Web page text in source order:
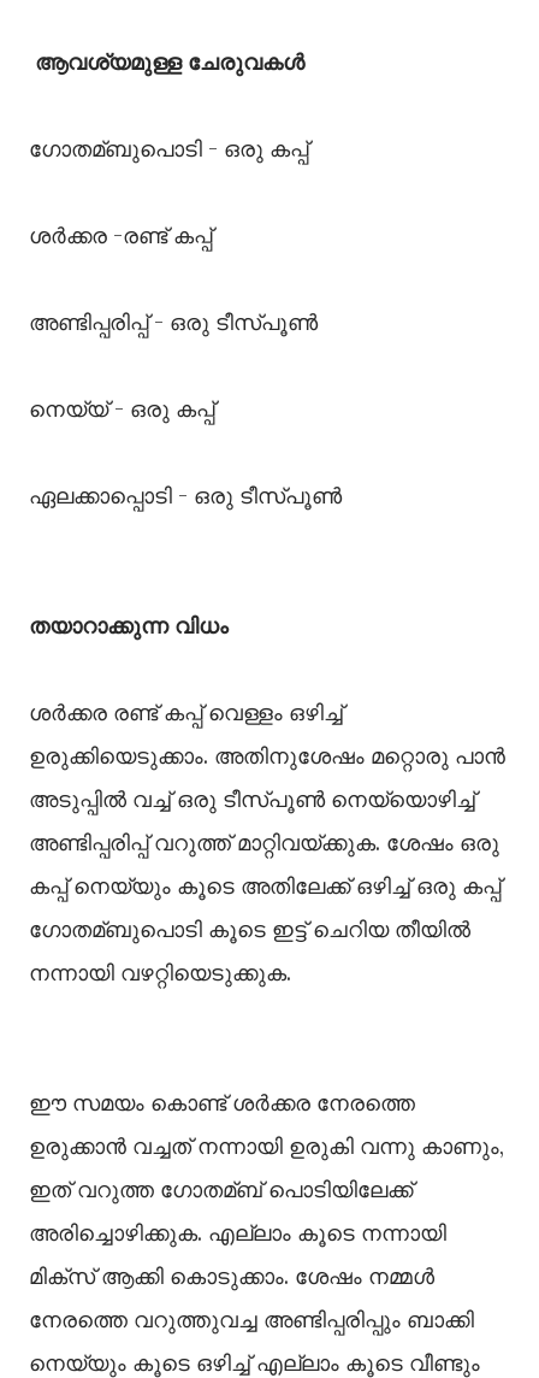
ആവശ്യമുള്ള ചേരുവകൾ
ഗോതമ്ബുപൊടി - ഒരു കപ്പ്
ശർക്കര -രണ്ട് കപ്പ്
അണ്ടിപ്പരിപ്പ് - ഒരു ടീസ്പൂണ്‍
നെയ്യ് - ഒരു കപ്പ്
ഏലക്കാപ്പൊടി - ഒരു ടീസ്പൂണ്‍
തയാറാക്കുന്ന വിധം
ശർക്കര രണ്ട് കപ്പ് വെള്ളം ഒഴിച്ച്‌
ഉരുക്കിയെടുക്കാം. അതിനുശേഷം മറ്റൊരു പാൻ
അടുപ്പില്‍ വച്ച്‌ ഒരു ടീസ്പൂണ്‍ നെയ്യൊഴിച്ച്‌
അണ്ടിപ്പരിപ്പ് വറുത്ത് മാറ്റിവയ്ക്കുക. ശേഷം ഒരു
കപ്പ് നെയ്യും കൂടെ അതിലേക്ക് ഒഴിച്ച്‌ ഒരു കപ്പ്
ഗോതമ്ബുപൊടി കൂടെ ഇട്ട് ചെറിയ തീയില്‍
നന്നായി വഴറ്റിയെടുക്കുക.
ഈ സമയം കൊണ്ട് ശർക്കര നേരത്തെ
ഉരുക്കാൻ വച്ചത് നന്നായി ഉരുകി വന്നു കാണും,
ഇത് വറുത്ത ഗോതമ്ബ് പൊടിയിലേക്ക്
അരിച്ചൊഴിക്കുക. എല്ലാം കൂടെ നന്നായി
മിക്സ് ആക്കി കൊടുക്കാം. ശേഷം നമ്മള്‍
നേരത്തെ വറുത്തുവച്ച അണ്ടിപ്പരിപ്പും ബാക്കി
നെയ്യും കൂടെ ഒഴിച്ച്‌ എല്ലാം കൂടെ വീണ്ടും